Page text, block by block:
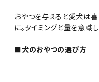
おやつを与えると愛犬は
に。タイミングと量を意識
■犬のおやつの選び方